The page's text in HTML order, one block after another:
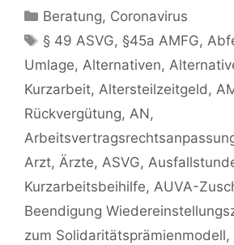
Kategorien
Beratung, Coronavirus
Schlagwörter
§ 49 ASVG, §45a AMFG,
Umlage, Alternativen,
Kurzarbeit, Altersteilzeitgeld,
Rückvergütung, AN,
Arzt, Ärzte, ASVG,
Kurzarbeitsbeihilfe, AUVA-
Beendigung
zum Solidaritätsprämienmodell,